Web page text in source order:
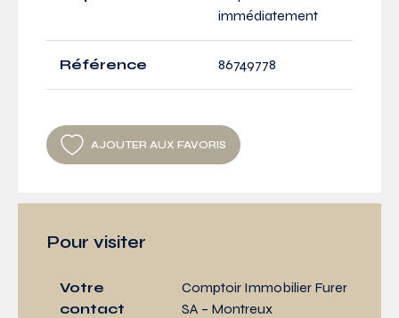
immédiatement
Référence 86749778
AJOUTER AUX FAVORIS
Pour visiter
Votre
contact
Comptoir Immobilier Furer
SA – Montreux